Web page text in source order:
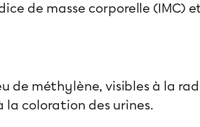
de masse corporelle (IMC)
de méthylène, visibles à la
coloration des urines.